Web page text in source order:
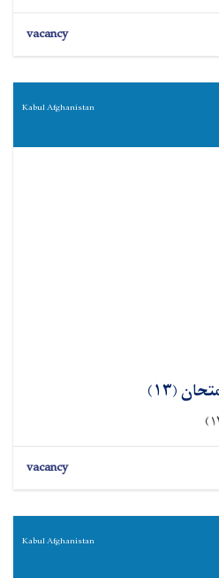
vacancy
Kabul Afghanistan
(۱۳)
vacancy
Kabul Afghanistan